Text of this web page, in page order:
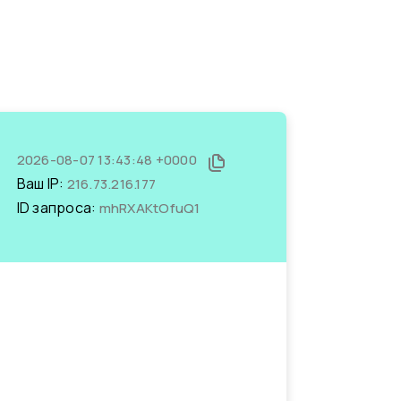
2026-08-07 13:43:48 +0000
Ваш IP: 216.73.216.177
ID запроса: mhRXAKtOfuQ1